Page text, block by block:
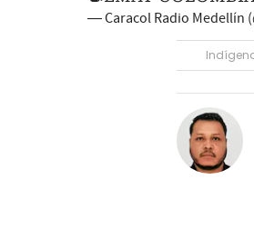
— Caracol Radio Medellín